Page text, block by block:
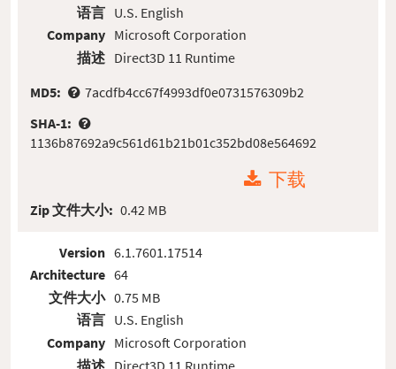
语言
Company
描述
U.S. English
Microsoft Corporation
Direct3D 11 Runtime
MD5:
7acdfb4cc67f4993df0e0731576309b2
SHA-1:
1136b87692a9c561d61b21b01c352bd08e564692
下载
Zip 文件大小: 0.42 MB
Version
Architecture
文件大小
语言
Company
描述
6.1.7601.17514
64
0.75 MB
U.S. English
Microsoft Corporation
Direct3D 11 Runtime